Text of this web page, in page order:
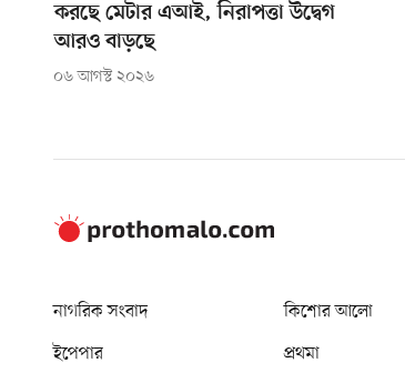
করছে মেটার এআই, নিরাপত্তা উদ্বেগ
আরও বাড়ছে
০৬ আগস্ট ২০২৬
নাগরিক সংবাদ কিশোর আলো
ইপেপার
প্রথমা